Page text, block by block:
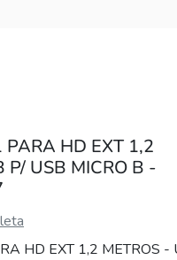
HD EXT 1,2
P/ USB MICRO B -
HD EXT 1,2 METROS -